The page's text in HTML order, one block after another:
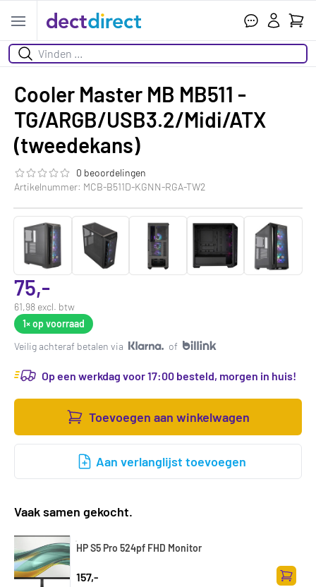
Open menu
Zoeken
Cooler Master MB MB511 -
TG/ARGB/USB3.2/Midi/ATX
(tweedekans)
De beoordeling van dit product is
0 beoordelingen
Artikelnummer: MCB-B511D-KGNN-RGA-TW2
75,-
61,98 excl. btw
1×op voorraad
Veilig achteraf betalen via
of
Op een werkdag voor 17:00 besteld, morgen in huis!
Toevoegen aan winkelwagen
Aan verlanglijst toevoegen
Vaak samen gekocht.
HP S5 Pro 524pf FHD Monitor
157,-